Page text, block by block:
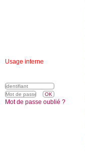
Usage interne
Mot de passe oublié ?